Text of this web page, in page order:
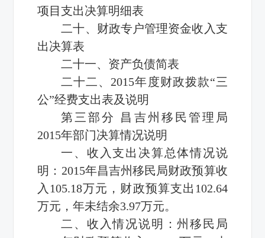
项目支出决算明细表
二十、财政专户管理资金收入支
出决算表
二十一、资产负债简表
二十二、2015年度财政拨款“三
公”经费支出表及说明
第三部分 昌吉州移民管理局
2015年部门决算情况说明
一、收入支出决算总体情况说
明：2015年昌吉州移民局财政预算收
入105.18万元，财政预算支出102.64
万元，年未结余3.97万元。
二、收入情况说明：州移民局